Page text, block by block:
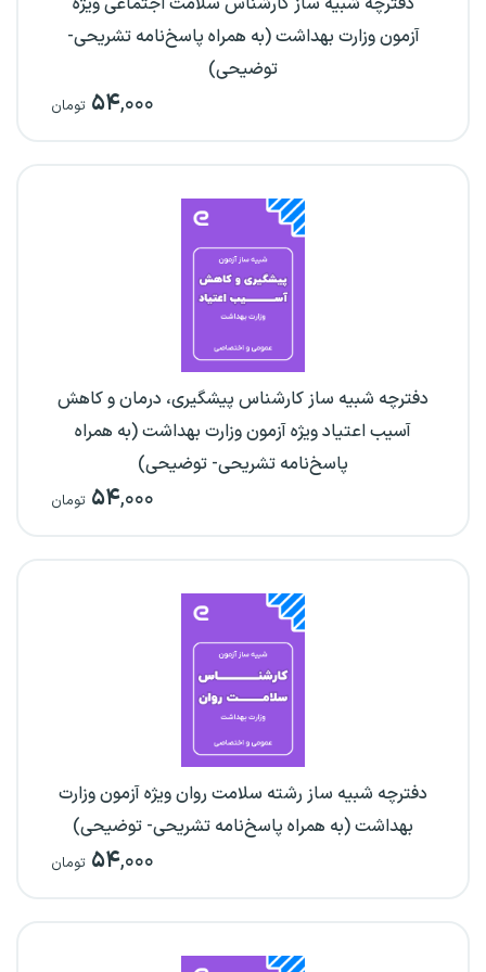
آزمون وزارت بهداشت (به همراه پاسخ‌نامه تشریحی-
توضیحی)
۵۴,۰۰۰ تومان
دفترچه شبیه ساز کارشناس پیشگیری، درمان و کاهش
آسیب اعتیاد ویژه آزمون وزارت بهداشت (به همراه
پاسخ‌نامه تشریحی- توضیحی)
۵۴,۰۰۰ تومان
دفترچه شبیه ساز رشته سلامت روان ویژه آزمون وزارت
بهداشت (به همراه پاسخ‌نامه تشریحی- توضیحی)
۵۴,۰۰۰ تومان